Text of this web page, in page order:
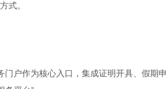
式。
门户作为核心入口，集成证明开具、假